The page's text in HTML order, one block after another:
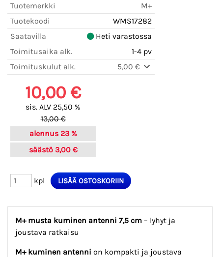
Tuotemerkki
M+
Tuotekoodi
WMS17282
Saatavilla
Heti varastossa
Toimitusaika alk.
1-4 pv
Toimituskulut alk.
5,00 €
10,00 €
sis. ALV 25,50 %
13,00 €
alennus 23 %
säästö 3,00 €
kpl
M+ musta kuminen antenni 7,5 cm – lyhyt ja
joustava ratkaisu
M+ kuminen antenni on kompakti ja joustava